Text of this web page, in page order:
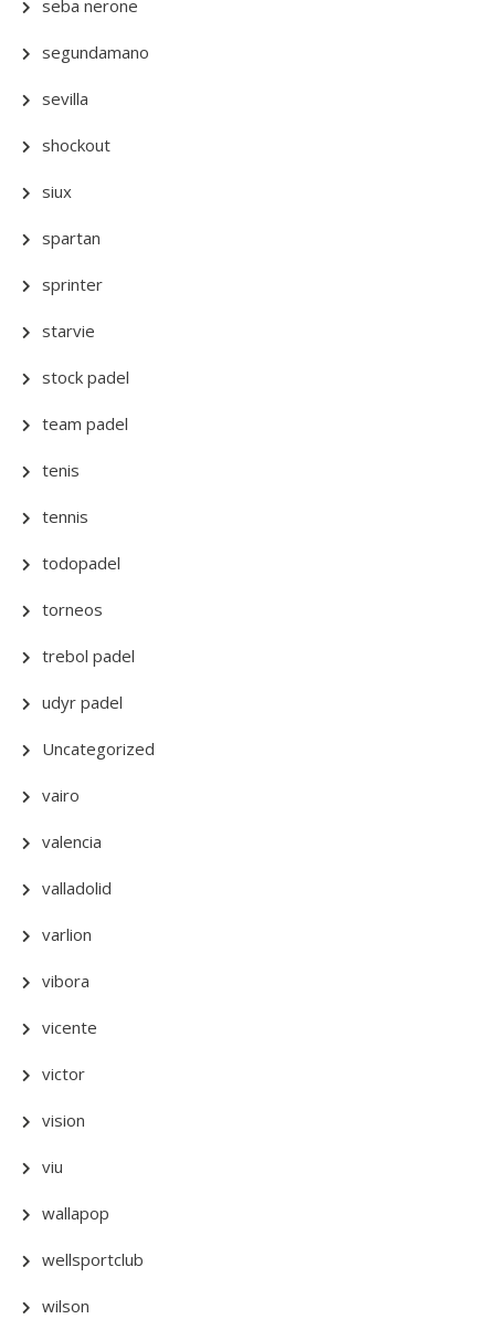
seba nerone
segundamano
sevilla
shockout
siux
spartan
sprinter
starvie
stock padel
team padel
tenis
tennis
todopadel
torneos
trebol padel
udyr padel
Uncategorized
vairo
valencia
valladolid
varlion
vibora
vicente
victor
vision
viu
wallapop
wellsportclub
wilson